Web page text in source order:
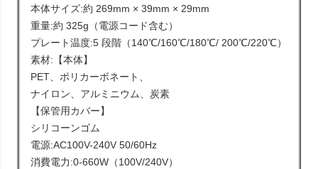
本体サイズ:約 269mm × 39mm × 29mm
重量:約 325g（電源コード含む）
プレート温度:5 段階（140℃/160℃/180℃/ 200℃/220℃）
素材:【本体】
PET、ポリカーボネート、
ナイロン、アルミニウム、炭素
【保管用カバー】
シリコーンゴム
電源:AC100V-240V 50/60Hz
消費電力:0-660W（100V/240V）